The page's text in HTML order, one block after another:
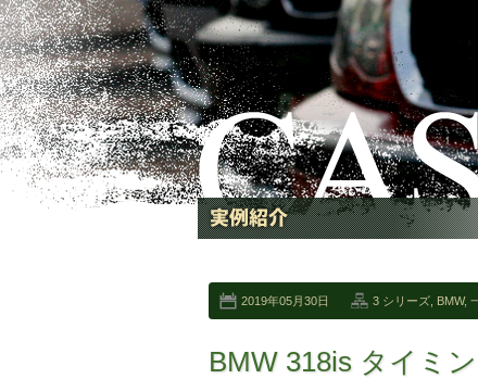
2019年05月30日 3 シリーズ BMW,
BMW 318is タイミ